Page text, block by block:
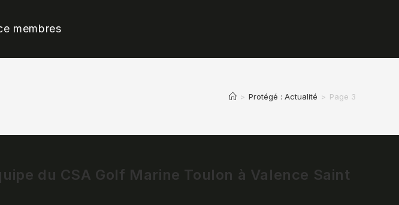
membres
> Protégé : Actualité > Page 3
du CSA Golf Marine Toulon à Valence Saint